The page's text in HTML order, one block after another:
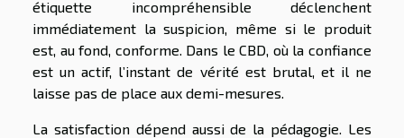
étiquette incompréhensible déclenchent
immédiatement la suspicion, même si le produit
est, au fond, conforme. Dans le CBD, où la confiance
est un actif, l’instant de vérité est brutal, et il ne
laisse pas de place aux demi-mesures.
La satisfaction dépend aussi de la pédagogie. Les